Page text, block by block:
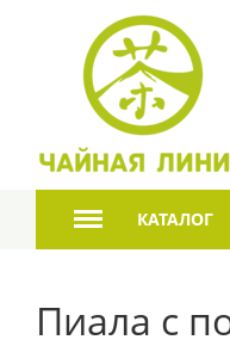
КАТАЛОГ
Пиала с